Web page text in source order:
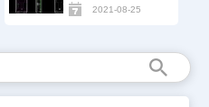
2021-08-25